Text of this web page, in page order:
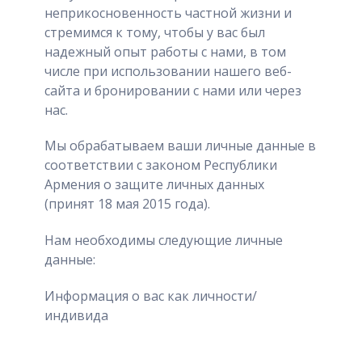
неприкосновенность частной жизни и
стремимся к тому, чтобы у вас был
надежный опыт работы с нами, в том
числе при использовании нашего веб-
сайта и бронировании с нами или через
нас.
Мы обрабатываем ваши личные данные в
соответствии с законом Республики
Армения о защите личных данных
(принят 18 мая 2015 года).
Нам необходимы следующие личные
данные:
Информация о вас как личности/
индивида